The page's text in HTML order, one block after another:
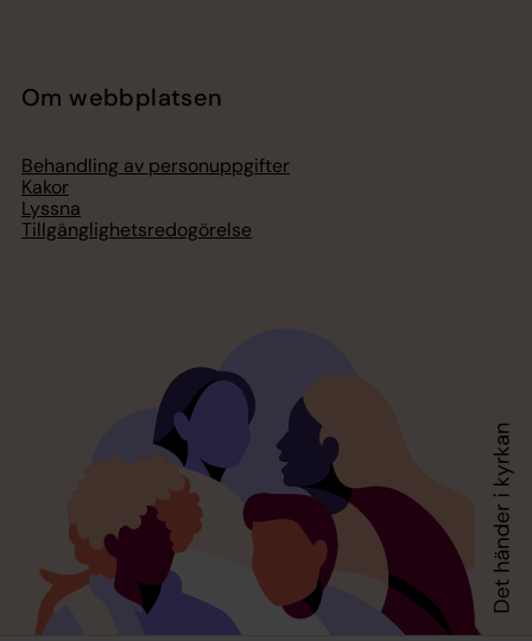
Om webbplatsen
Behandling av personuppgifter
Kakor
Lyssna
Tillgänglighetsredogörelse